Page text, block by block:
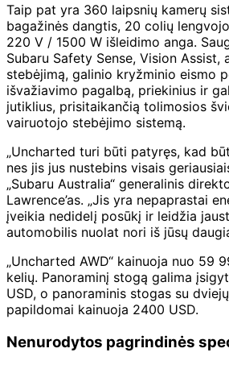
Taip pat yra 360 laipsnių kamerų
bagažinės dangtis, 20 colių
220 V / 1500 W išleidimo anga.
Subaru Safety Sense, Vision Assist,
stebėjimą, galinio kryžminio eismo
išvažiavimo pagalbą, priekinius ir
jutiklius, prisitaikančią tolimosios
vairuotojo stebėjimo sistemą.
„Uncharted turi būti patyręs, kad
nes jis jus nustebins visais
„Subaru Australia“ generalinis
Lawrence’as. „Jis yra nepaprastai
įveikia nedidelį posūkį ir leidžia
automobilis nuolat nori iš jūsų
„Uncharted AWD“ kainuoja nuo 59
kelių. Panoraminį stogą galima
USD, o panoraminis stogas su
papildomai kainuoja 2400 USD.
Nenurodytos pagrindinės